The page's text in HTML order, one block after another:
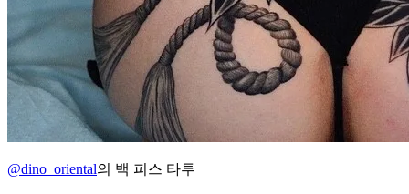
@dino_oriental의 백 피스 타투